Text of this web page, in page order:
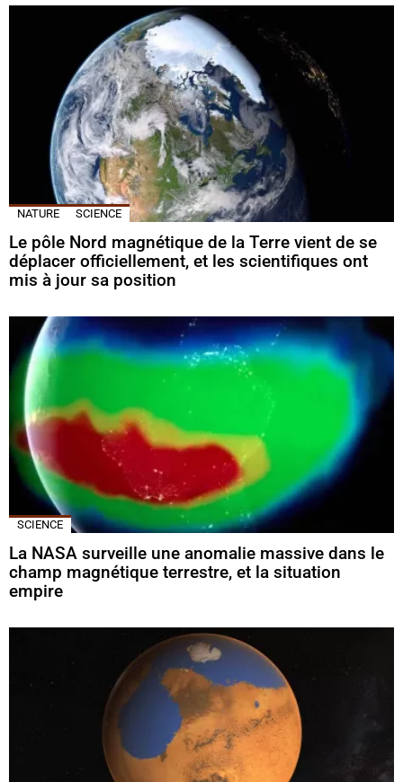
NATURE SCIENCE
Le pôle Nord magnétique de la Terre vient de se
déplacer officiellement, et les scientifiques ont
mis à jour sa position
SCIENCE
La NASA surveille une anomalie massive dans le
champ magnétique terrestre, et la situation
empire